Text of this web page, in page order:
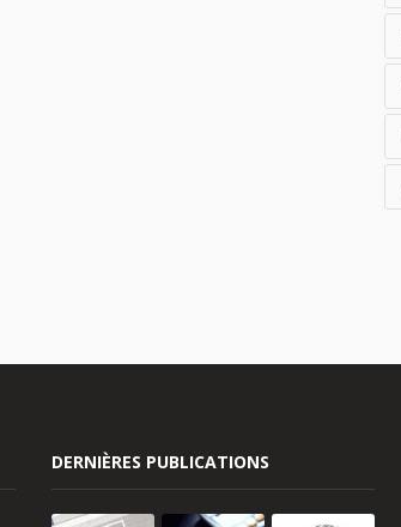
DERNIÈRES PUBLICATIONS